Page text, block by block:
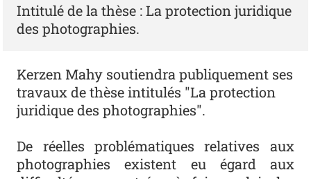
Intitulé de la thèse : La protection juridique
des photographies.
Kerzen Mahy soutiendra publiquement ses
travaux de thèse intitulés "La protection
juridique des photographies".
De réelles problématiques relatives aux
photographies existent eu égard aux